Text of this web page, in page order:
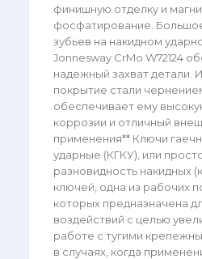
финишную отделку и
фосфатирование.
зубьев на накидном
Jonnesway CrMo W72124
надежный захват детали.
покрытие стали
обеспечивает ему
коррозии и отличный
применения** Ключи
ударные (КГКУ), или
разновидность накидных
ключей, одна из рабочих
которых предназначена
воздействий с целью
работе с тугими
в случаях, когда